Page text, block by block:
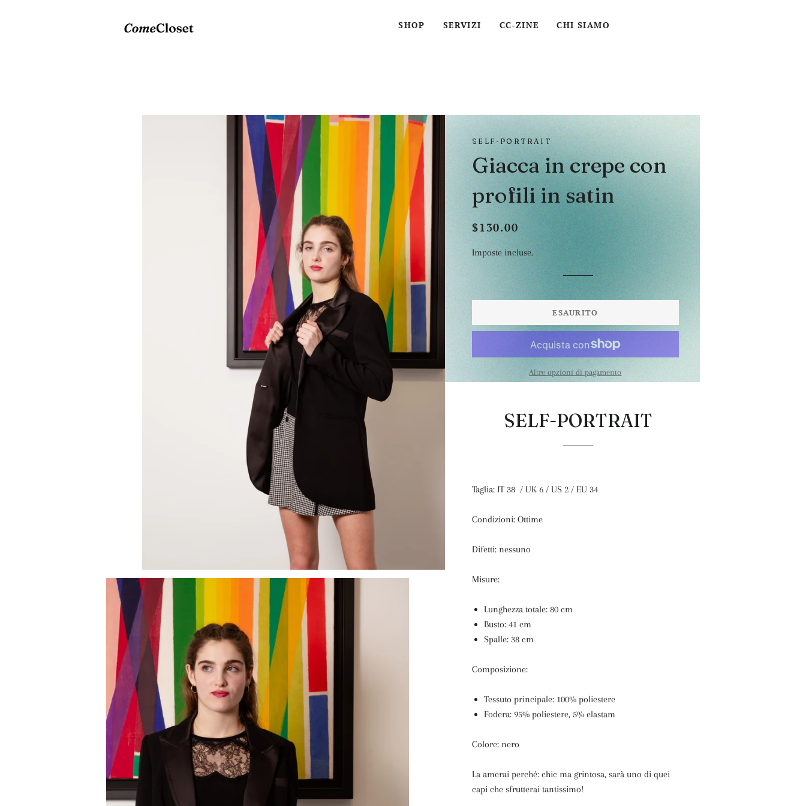
SHOP SERVIZI CC-ZINE CHI SIAMO
SELF-PORTRAIT
Giacca in crepe con
profili in satin
Prezzo
listino
Prezzo
scontato
$130.00
Imposte incluse.
ESAURITO
Altre opzioni di pagamento
SELF-PORTRAIT
Taglia: IT 38 / UK 6 / US 2 / EU 34
Condizioni: Ottime
Difetti: nessuno
Misure:
Lunghezza totale: 80 cm
Busto: 41 cm
Spalle: 38 cm
Composizione:
Tessuto principale: 100% poliestere
Fodera: 95% poliestere, 5% elastam
Colore: nero
La amerai perché:chic ma grintosa, sarà uno di quei
capi che sfrutterai tantissimo!